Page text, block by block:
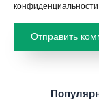
конфиденциальности